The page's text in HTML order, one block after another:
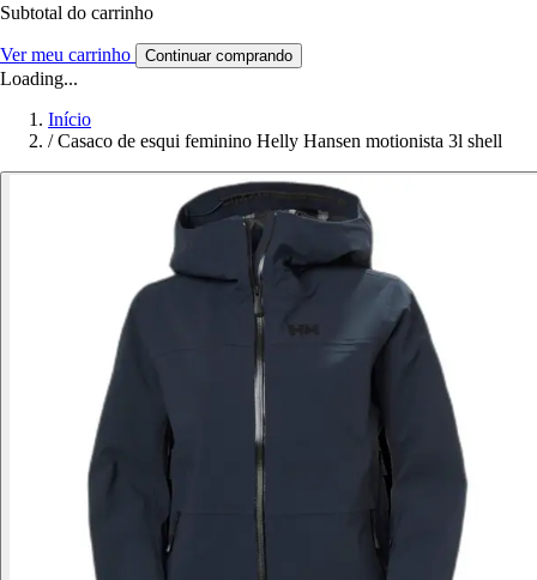
Subtotal do carrinho
Ver meu carrinho Continuar comprando
Loading...
Início
/ Casaco de esqui feminino Helly Hansen motionista 3l shell